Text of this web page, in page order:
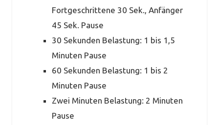
Fortgeschrittene 30 Sek., Anfänger
45 Sek. Pause
30 Sekunden Belastung: 1 bis 1,5
Minuten Pause
60 Sekunden Belastung: 1 bis 2
Minuten Pause
Zwei Minuten Belastung: 2 Minuten
Pause